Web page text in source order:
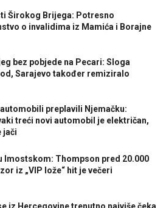
Širokog Brijega: Potresno
o invalidima iz Mamića i Borajne
bez pobjede na Pecari: Sloga
Sarajevo također remiziralo
preplavili Njemačku:
treći novi automobil je električan,
jači
Imostskom: Thompson pred 20.000
iz „VIP lože“ hit je večeri
iz Hercegovine trenutno najviše čeka